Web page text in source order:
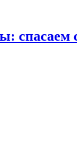
спасаем